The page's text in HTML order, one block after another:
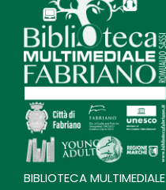
BIBLIOTECA MULTIMEDIALE